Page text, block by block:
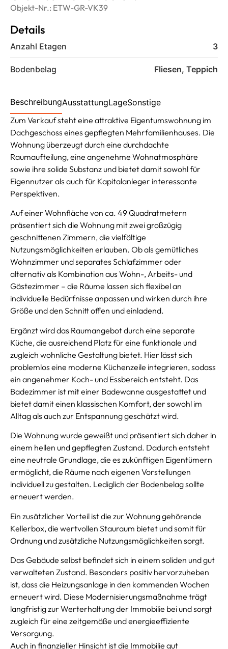
Objekt-Nr.: ETW-GR-VK39
Details
Anzahl Etagen 3
Bodenbelag Fliesen, Teppich
BeschreibungAusstattungLageSonstige
Zum Verkauf steht eine attraktive Eigentumswohnung im
Dachgeschoss eines gepflegten Mehrfamilienhauses. Die
Wohnung überzeugt durch eine durchdachte
Raumaufteilung, eine angenehme Wohnatmosphäre
sowie ihre solide Substanz und bietet damit sowohl für
Eigennutzer als auch für Kapitalanleger interessante
Perspektiven.
Auf einer Wohnfläche von ca. 49 Quadratmetern
präsentiert sich die Wohnung mit zwei großzügig
geschnittenen Zimmern, die vielfältige
Nutzungsmöglichkeiten erlauben. Ob als gemütliches
Wohnzimmer und separates Schlafzimmer oder
alternativ als Kombination aus Wohn-, Arbeits- und
Gästezimmer – die Räume lassen sich flexibel an
individuelle Bedürfnisse anpassen und wirken durch ihre
Größe und den Schnitt offen und einladend.
Ergänzt wird das Raumangebot durch eine separate
Küche, die ausreichend Platz für eine funktionale und
zugleich wohnliche Gestaltung bietet. Hier lässt sich
problemlos eine moderne Küchenzeile integrieren, sodass
ein angenehmer Koch- und Essbereich entsteht. Das
Badezimmer ist mit einer Badewanne ausgestattet und
bietet damit einen klassischen Komfort, der sowohl im
Alltag als auch zur Entspannung geschätzt wird.
Die Wohnung wurde geweißt und präsentiert sich daher in
einem hellen und gepflegten Zustand. Dadurch entsteht
eine neutrale Grundlage, die es zukünftigen Eigentümern
ermöglicht, die Räume nach eigenen Vorstellungen
individuell zu gestalten. Lediglich der Bodenbelag sollte
erneuert werden.
Ein zusätzlicher Vorteil ist die zur Wohnung gehörende
Kellerbox, die wertvollen Stauraum bietet und somit für
Ordnung und zusätzliche Nutzungsmöglichkeiten sorgt.
Das Gebäude selbst befindet sich in einem soliden und gut
verwalteten Zustand. Besonders positiv hervorzuheben
ist, dass die Heizungsanlage in den kommenden Wochen
erneuert wird. Diese Modernisierungsmaßnahme trägt
langfristig zur Werterhaltung der Immobilie bei und sorgt
zugleich für eine zeitgemäße und energieeffiziente
Versorgung.
Auch in finanzieller Hinsicht ist die Immobilie gut